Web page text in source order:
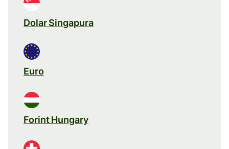
Dolar Singapura
Euro
Forint Hungary